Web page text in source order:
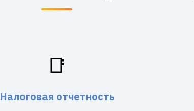
📑
Налоговая отчетность